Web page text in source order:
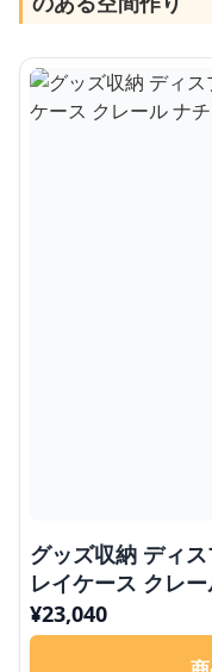
グッズ収納 ディ
レイケース クレ
¥23,040